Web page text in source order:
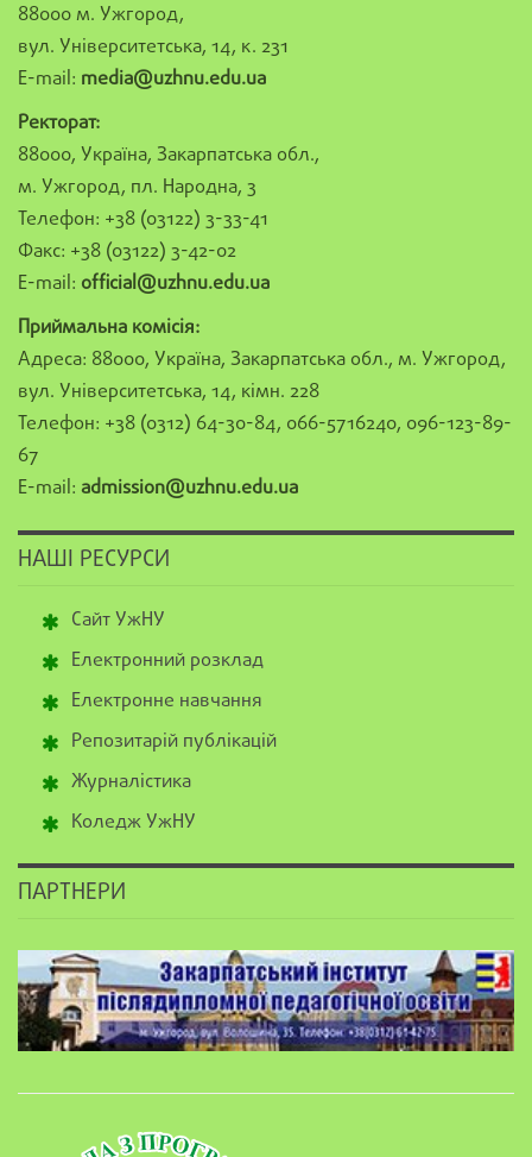
88000 м. Ужгород,
вул. Університетська, 14, к. 231
E-mail: media@uzhnu.edu.ua
Ректорат:
88000, Україна, Закарпатська обл.,
м. Ужгород, пл. Народна, 3
Телефон: +38 (03122) 3-33-41
Факс: +38 (03122) 3-42-02
E-mail: official@uzhnu.edu.ua
Приймальна комісія:
Адреса: 88000, Україна, Закарпатська обл., м. Ужгород,
вул. Університетська, 14, кімн. 228
Телефон: +38 (0312) 64-30-84, 066-5716240, 096-123-89-
67
E-mail: admission@uzhnu.edu.ua
НАШІ РЕСУРСИ
Сайт УжНУ
Електронний розклад
Електронне навчання
Репозитарій публікацій
Журналістика
Коледж УжНУ
ПАРТНЕРИ